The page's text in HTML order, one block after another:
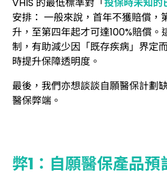
安排： 一般來說，首年不獲賠償，
升，至第四年起才可達100%賠償
制，有助減少因「既存疾病」界定
時提升保障透明度。
最後，我們亦想談談自願醫保計劃
醫保弊端。
弊1：自願醫保產品